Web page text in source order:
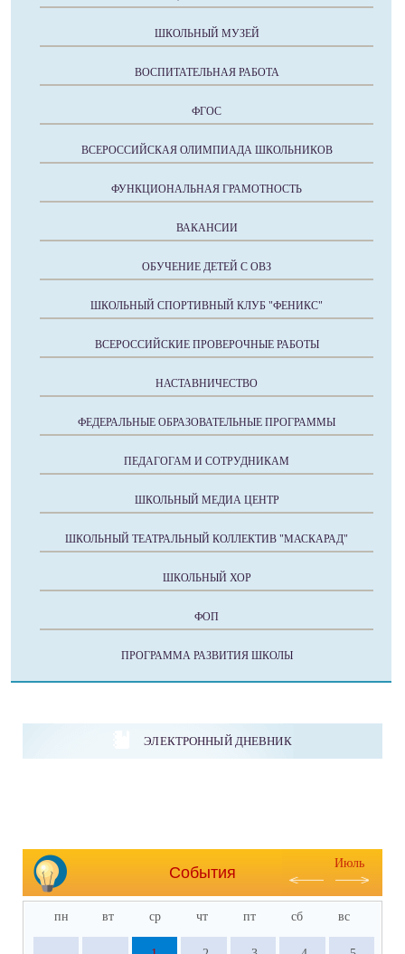
ШКОЛЬНЫЙ МУЗЕЙ
ВОСПИТАТЕЛЬНАЯ РАБОТА
ФГОС
ВСЕРОССИЙСКАЯ ОЛИМПИАДА ШКОЛЬНИКОВ
ФУНКЦИОНАЛЬНАЯ ГРАМОТНОСТЬ
ВАКАНСИИ
ОБУЧЕНИЕ ДЕТЕЙ С ОВЗ
ШКОЛЬНЫЙ СПОРТИВНЫЙ КЛУБ "ФЕНИКС"
ВСЕРОССИЙСКИЕ ПРОВЕРОЧНЫЕ РАБОТЫ
НАСТАВНИЧЕСТВО
ФЕДЕРАЛЬНЫЕ ОБРАЗОВАТЕЛЬНЫЕ ПРОГРАММЫ
ПЕДАГОГАМ И СОТРУДНИКАМ
ШКОЛЬНЫЙ МЕДИА ЦЕНТР
ШКОЛЬНЫЙ ТЕАТРАЛЬНЫЙ КОЛЛЕКТИВ "МАСКАРАД"
ШКОЛЬНЫЙ ХОР
ФОП
ПРОГРАММА РАЗВИТИЯ ШКОЛЫ
ЭЛЕКТРОННЫЙ ДНЕВНИК
События
Июль
пн вт ср чт пт сб вс